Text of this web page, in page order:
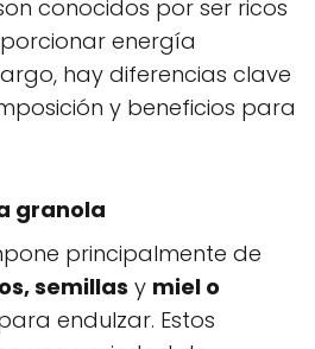
conocidos por ser ricos
energía
hay diferencias clave
y beneficios para
granola
principalmente de
semillas y miel o
endulzar. Estos